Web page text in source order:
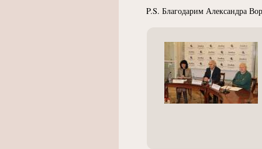
P.S. Благодарим Александра